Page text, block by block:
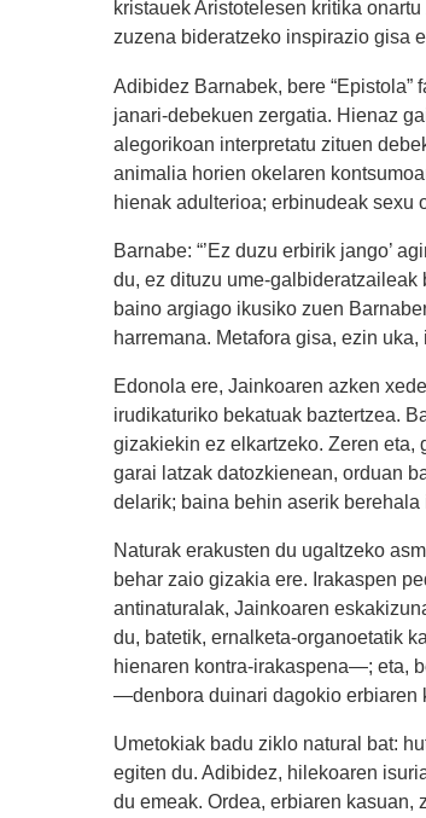
kristauek Aristotelesen kritika
zuzena bideratzeko inspirazio gisa
Adibidez Barnabek, bere
janari-debekuen zergatia. Hienaz
alegorikoan interpretatu zituen
animalia horien okelaren
hienak adulterioa; erbinudeak sexu
Barnabe: “’Ez duzu erbirik jango’
du, ez dituzu ume-galbideratzaileak
baino argiago ikusiko zuen
harremana. Metafora gisa, ezin
Edonola ere, Jainkoaren azken
irudikaturiko bekatuak baztertzea.
gizakiekin ez elkartzeko. Zeren eta,
garai latzak datozkienean, orduan
delarik; baina behin aserik berehala
Naturak erakusten du ugaltzeko
behar zaio gizakia ere. Irakaspen
antinaturalak, Jainkoaren
du, batetik, ernalketa-organoetatik
hienaren kontra-irakaspena—; eta,
—denbora duinari dagokio erbiaren
Umetokiak badu ziklo natural bat:
egiten du. Adibidez, hilekoaren
du emeak. Ordea, erbiaren kasuan,